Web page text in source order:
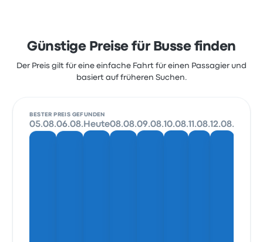
Günstige Preise für Busse finden
Der Preis gilt für eine einfache Fahrt für einen Passagier und
basiert auf früheren Suchen.
BESTER PREIS GEFUNDEN
05.08.06.08. Heute08.08.09.08.10.08.11.08.12.08.